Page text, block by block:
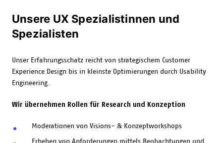
Unsere UX Spezialistinnen und
Spezialisten
Unser Erfahrungsschatz reicht von strategischem Customer
Experience Design bis in kleinste Optimierungen durch Usability
Engineering.
Wir übernehmen Rollen für Research und Konzeption
Moderationen von Visions- & Konzeptworkshops